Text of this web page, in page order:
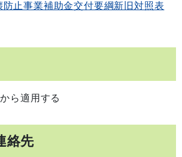
止事業補助金交付要綱新旧対照表
ら適用する
絡先